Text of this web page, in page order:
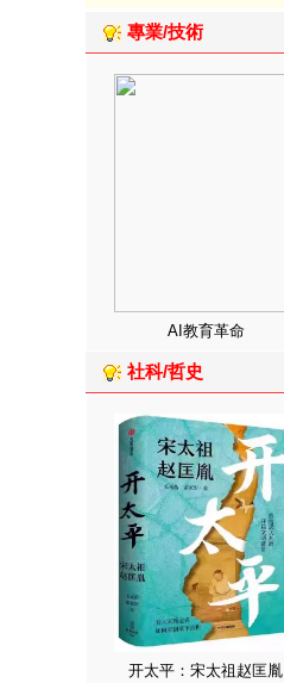
專業/技術
AI教育革命
社科/哲史
开太平：宋太祖赵匡胤